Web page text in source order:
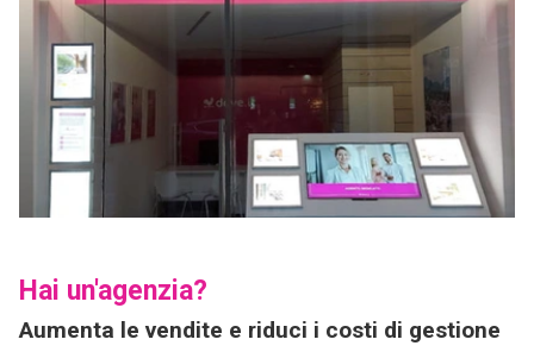
Hai un'agenzia?
Aumenta le vendite e riduci i costi di gestione